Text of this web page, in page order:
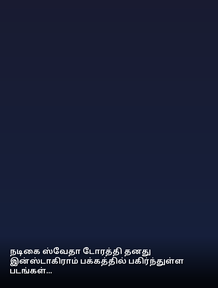
நடிகை ஸ்வேதா டோரத்தி தனது
இன்ஸ்டாகிராம் பக்கத்தில் பகிர்ந்துள்ள
படங்கள்...